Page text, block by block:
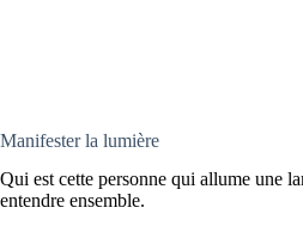
Manifester la lumière
Qui est cette personne qui allume une
entendre ensemble.